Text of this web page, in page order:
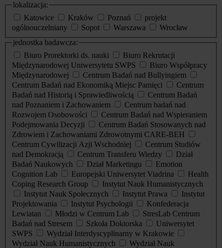
lokalizacja:
Katowice
Kraków Poznań
projekt
ogólnouczelniany
Sopot Warszawa
Wrocław
jednostka badawcza:
Biuro Prorektorki ds. nauki
Biuro Rekrutacji
Międzynarodowej Uniwersytetu SWPS
Biuro Współpracy
Międzynarodowej
Centrum Badań nad Bullyingiem
Centrum Badań nad Ekonomiką Miejsc Pamięci
Centrum
Badań nad Historią i Sprawiedliwością
Centrum Badań
nad Poznaniem i Zachowaniem
Centrum badań nad
Rozwojem Osobowości
Centrum Badań nad Wspieraniem
Podejmowania Decyzji
Centrum Badań Stosowanych nad
Zdrowiem i Zachowaniami Zdrowotnymi CARE-BEH
Centrum Cywilizacji Azji Wschodniej
Centrum Studiów
nad Demokracją
Centrum Transferu Wiedzy
Dział
Badań Naukowych
Dział Marketingu
Emotion
Cognition Lab
Europejski Uniwersytet Viadrina
Health
Coping Research Group
Instytut Nauk Humanistycznych
Instytut Nauk Społecznych
Instytut Prawa
Instytut
Projektowania
Instytut Psychologii
Konfederacja
Lewiatan
Młodzi w Centrum Lab
StresLab Centrum
Badań nad Stresem
Szkoła Doktorska
Uniwersytet
SWPS
Wydział Interdyscyplinarny w Krakowie
Wydział Nauk Humanistycznych
Wydział Nauk